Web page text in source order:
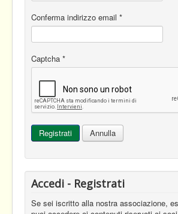
Conferma indirizzo email *
Captcha *
Registrati Annulla
Accedi - Registrati
Se sei iscritto alla nostra associazione,